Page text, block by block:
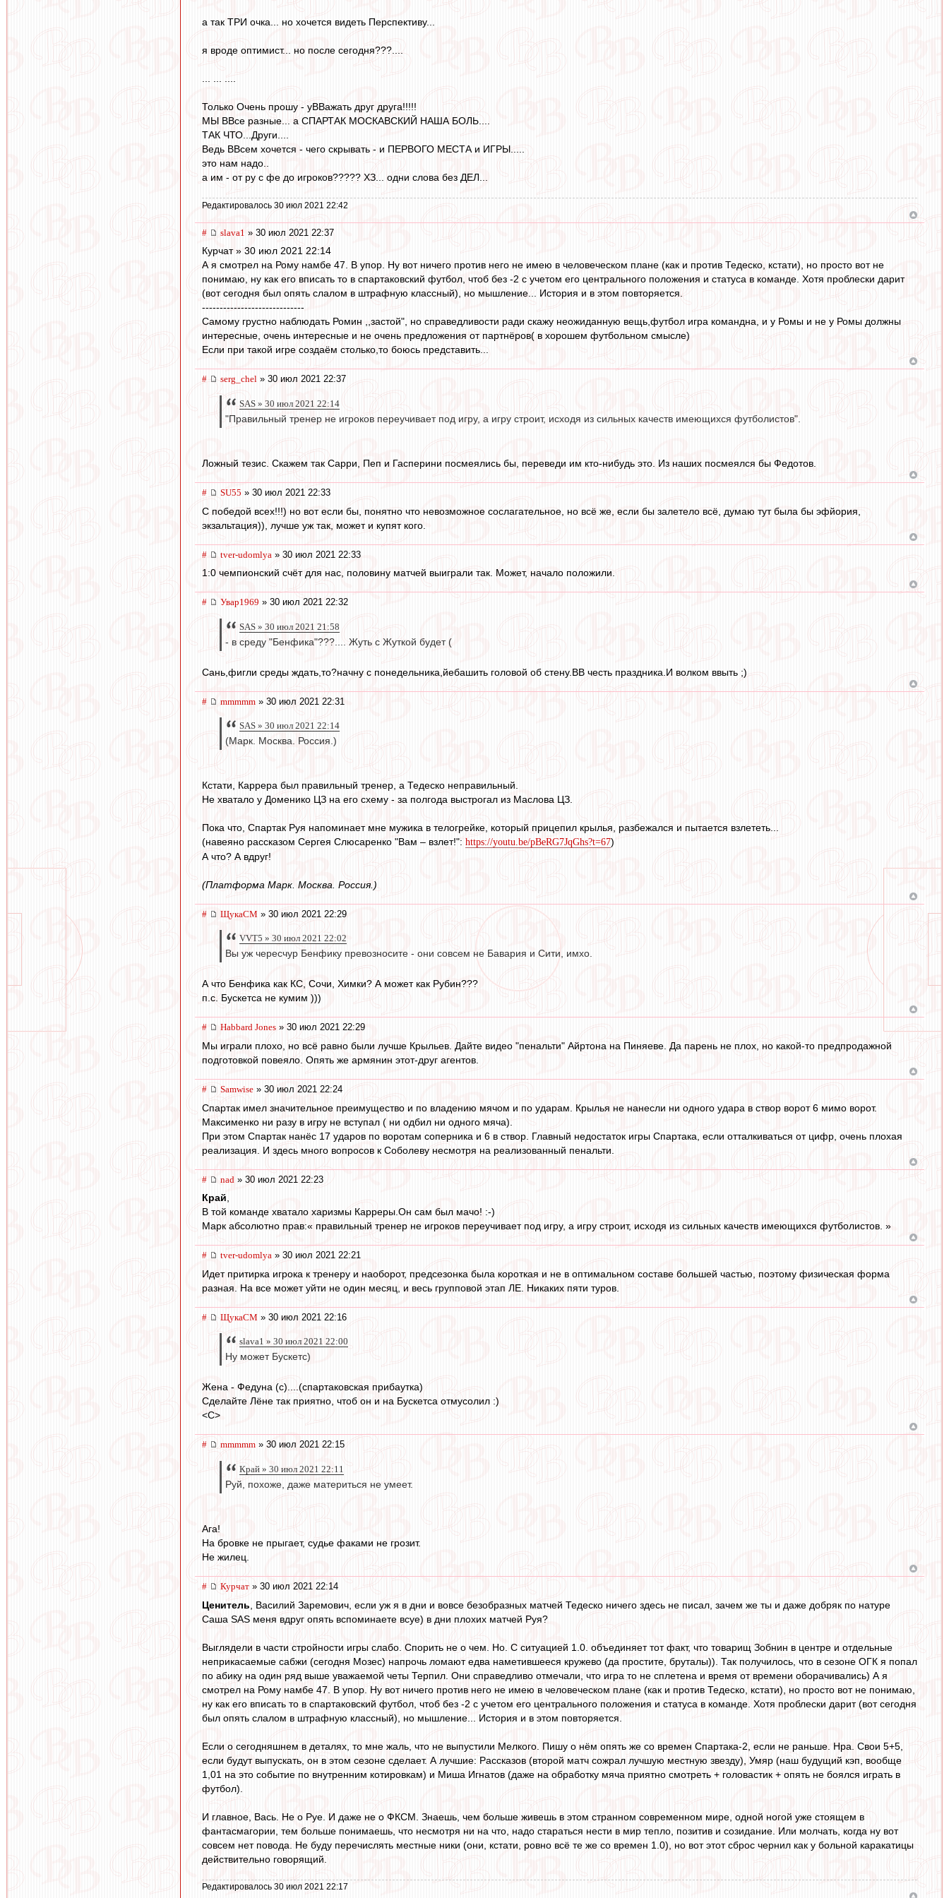
а так ТРИ очка... но хочется видеть Перспективу...
я вроде оптимист... но после сегодня???....
... ... ....
Только Очень прошу - уВВажать друг друга!!!!!
МЫ ВВсе разные... а СПАРТАК МОСКАВСКИЙ НАША БОЛЬ....
ТАК ЧТО...Други....
Ведь ВВсем хочется - чего скрывать - и ПЕРВОГО МЕСТА и ИГРЫ.....
это нам надо..
а им - от ру с фе до игроков????? ХЗ... одни слова без ДЕЛ...
Редактировалось 30 июл 2021 22:42
# slava1 » 30 июл 2021 22:37
Курчат » 30 июл 2021 22:14
А я смотрел на Рому намбе 47. В упор. Ну вот ничего против него не имею в человеческом плане (как и против Тедеско, кстати), но просто вот не
понимаю, ну как его вписать то в спартаковский футбол, чтоб без -2 с учетом его центрального положения и статуса в команде. Хотя проблески дарит
(вот сегодня был опять слалом в штрафную классный), но мышление... История и в этом повторяется.
-----------------------------
Cамому грустно наблюдать Ромин ,,застой", но справедливости ради скажу неожиданную вещь,футбол игра командна, и у Ромы и не у Ромы должны
интересные, очень интересныe и не очень предложения от партнёров( в хорошем футбольном смысле)
Если при такой игре создаём столько,то боюсь представить...
# serg_chel » 30 июл 2021 22:37
SAS » 30 июл 2021 22:14
"Правильный тренер не игроков переучивает под игру, а игру строит, исходя из сильных качеств имеющихся футболистов".
Ложный тезис. Скажем так Сарри, Пеп и Гасперини посмеялись бы, переведи им кто-нибудь это. Из наших посмеялся бы Федотов.
# SU55 » 30 июл 2021 22:33
С победой всех!!!) но вот если бы, понятно что невозможное сослагательное, но всë же, если бы залетело всë, думаю тут была бы эфйория,
экзальтация)), лучше уж так, может и купят кого.
# tver-udomlya » 30 июл 2021 22:33
1:0 чемпионский счёт для нас, половину матчей выиграли так. Может, начало положили.
# Увар1969 » 30 июл 2021 22:32
SAS » 30 июл 2021 21:58
- в среду "Бенфика"???.... Жуть с Жуткой будет (
Сань,фигли среды ждать,то?начну с понедельника,йебашить головой об стену.ВВ честь праздника.И волком ввыть ;)
# mmmmm » 30 июл 2021 22:31
SAS » 30 июл 2021 22:14
(Марк. Москва. Россия.)
Кстати, Каррера был правильный тренер, а Тедеско неправильный.
Не хватало у Доменико ЦЗ на его схему - за полгода выстрогал из Маслова ЦЗ.
Пока что, Спартак Руя напоминает мне мужика в телогрейке, который прицепил крылья, разбежался и пытается взлететь...
(навеяно рассказом Сергея Слюсаренко "Вам – взлет!": https://youtu.be/pBeRG7JqGhs?t=67)
А что? А вдруг!
(Платформа Марк. Москва. Россия.)
# ЩукаСМ » 30 июл 2021 22:29
VVT5 » 30 июл 2021 22:02
Вы уж чересчур Бенфику превозносите - они совсем не Бавария и Сити, имхо.
А что Бенфика как КС, Сочи, Химки? А может как Рубин???
п.с. Бускетса не кумим )))
# Habbard Jones » 30 июл 2021 22:29
Мы играли плохо, но всё равно были лучше Крыльев. Дайте видео "пенальти" Айртона на Пиняеве. Да парень не плох, но какой-то предпродажной
подготовкой повеяло. Опять же армянин этот-друг агентов.
# Samwise » 30 июл 2021 22:24
Спартак имел значительное преимущество и по владению мячом и по ударам. Крылья не нанесли ни одного удара в створ ворот 6 мимо ворот.
Максименко ни разу в игру не вступал ( ни одбил ни одного мяча).
При этом Спартак нанёс 17 ударов по воротам соперника и 6 в створ. Главный недостаток игры Спартака, если отталкиваться от цифр, очень плохая
реализация. И здесь много вопросов к Соболеву несмотря на реализованный пенальти.
# nad » 30 июл 2021 22:23
Край,
В той команде хватало харизмы Карреры.Он сам был мачо! :-)
Марк абсолютно прав:« правильный тренер не игроков переучивает под игру, а игру строит, исходя из сильных качеств имеющихся футболистов. »
# tver-udomlya » 30 июл 2021 22:21
Идет притирка игрока к тренеру и наоборот, предсезонка была короткая и не в оптимальном составе большей частью, поэтому физическая форма
разная. На все может уйти не один месяц, и весь групповой этап ЛЕ. Никаких пяти туров.
# ЩукаСМ » 30 июл 2021 22:16
slava1 » 30 июл 2021 22:00
Ну может Бускетс)
Жена - Федуна (с)....(спартаковская прибаутка)
Сделайте Лёне так приятно, чтоб он и на Бускетса отмусолил :)
<C>
# mmmmm » 30 июл 2021 22:15
Край » 30 июл 2021 22:11
Руй, похоже, даже материться не умеет.
Ага!
На бровке не прыгает, судье факами не грозит.
Не жилец.
# Курчат » 30 июл 2021 22:14
Ценитель , Василий Заремович, если уж я в дни и вовсе безобразных матчей Тедеско ничего здесь не писал, зачем же ты и даже добряк по натуре
Саша SAS меня вдруг опять вспоминаете всуе) в дни плохих матчей Руя?
Выглядели в части стройности игры слабо. Спорить не о чем. Но. С ситуацией 1.0. объединяет тот факт, что товарищ Зобнин в центре и отдельные
неприкасаемые сабжи (сегодня Мозес) напрочь ломают едва наметившееся кружево (да простите, бруталы)). Так получилось, что в сезоне ОГК я попал
по абику на один ряд выше уважаемой четы Терпил. Они справедливо отмечали, что игра то не сплетена и время от времени оборачивались) А я
смотрел на Рому намбе 47. В упор. Ну вот ничего против него не имею в человеческом плане (как и против Тедеско, кстати), но просто вот не понимаю,
ну как его вписать то в спартаковский футбол, чтоб без -2 с учетом его центрального положения и статуса в команде. Хотя проблески дарит (вот сегодня
был опять слалом в штрафную классный), но мышление... История и в этом повторяется.
Если о сегодняшнем в деталях, то мне жаль, что не выпустили Мелкого. Пишу о нём опять же со времен Спартака-2, если не раньше. Нра. Свои 5+5,
если будут выпускать, он в этом сезоне сделает. А лучшие: Рассказов (второй матч сожрал лучшую местную звезду), Умяр (наш будущий кэп, вообще
1,01 на это событие по внутренним котировкам) и Миша Игнатов (даже на обработку мяча приятно смотреть + головастик + опять не боялся играть в
футбол).
И главное, Вась. Не о Руе. И даже не о ФКСМ. Знаешь, чем больше живешь в этом странном современном мире, одной ногой уже стоящем в
фантасмагории, тем больше понимаешь, что несмотря ни на что, надо стараться нести в мир тепло, позитив и созидание. Или молчать, когда ну вот
совсем нет повода. Не буду перечислять местные ники (они, кстати, ровно всё те же со времен 1.0), но вот этот сброс чернил как у больной каракатицы
действительно говорящий.
Редактировалось 30 июл 2021 22:17